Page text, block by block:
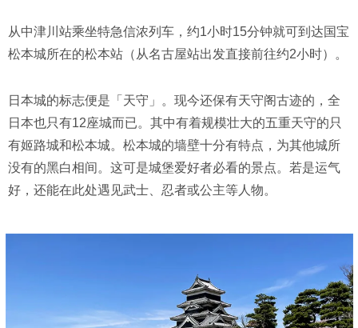
从中津川站乘坐特急信浓列车，约1小时15分钟就可到达国宝
松本城所在的松本站（从名古屋站出发直接前往约2小时）。
日本城的标志便是「天守」。现今还保有天守阁古迹的，全
日本也只有12座城而已。其中有着规模壮大的五重天守的只
有姬路城和松本城。松本城的墙壁十分有特点，为其他城所
没有的黑白相间。这可是城堡爱好者必看的景点。若是运气
好，还能在此处遇见武士、忍者或公主等人物。